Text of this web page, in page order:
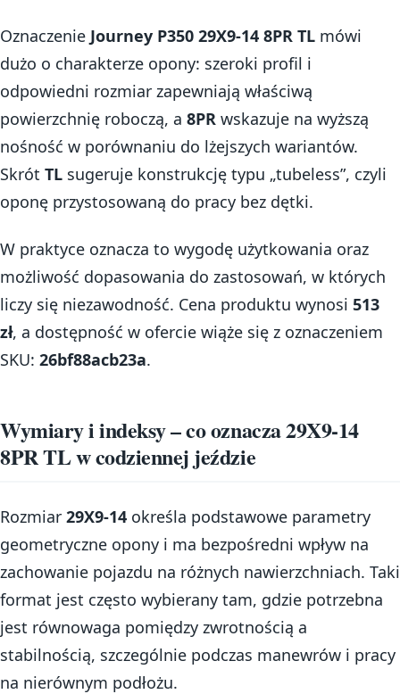
Oznaczenie Journey P350 29X9-14 8PR TL mówi
dużo o charakterze opony: szeroki profil i
odpowiedni rozmiar zapewniają właściwą
powierzchnię roboczą, a 8PR wskazuje na wyższą
nośność w porównaniu do lżejszych wariantów.
Skrót TL sugeruje konstrukcję typu „tubeless”, czyli
oponę przystosowaną do pracy bez dętki.
W praktyce oznacza to wygodę użytkowania oraz
możliwość dopasowania do zastosowań, w których
liczy się niezawodność. Cena produktu wynosi 513
zł, a dostępność w ofercie wiąże się z oznaczeniem
SKU: 26bf88acb23a.
Wymiary i indeksy – co oznacza 29X9-14
8PR TL w codziennej jeździe
Rozmiar 29X9-14 określa podstawowe parametry
geometryczne opony i ma bezpośredni wpływ na
zachowanie pojazdu na różnych nawierzchniach. Taki
format jest często wybierany tam, gdzie potrzebna
jest równowaga pomiędzy zwrotnością a
stabilnością, szczególnie podczas manewrów i pracy
na nierównym podłożu.